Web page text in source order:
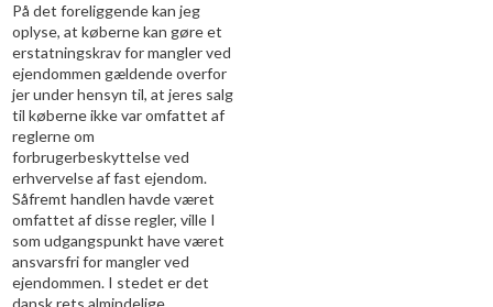
På det foreliggende kan jeg
oplyse, at køberne kan gøre et
erstatningskrav for mangler ved
ejendommen gældende overfor
jer under hensyn til, at jeres salg
til køberne ikke var omfattet af
reglerne om
forbrugerbeskyttelse ved
erhvervelse af fast ejendom.
Såfremt handlen havde været
omfattet af disse regler, ville I
som udgangspunkt have været
ansvarsfri for mangler ved
ejendommen. I stedet er det